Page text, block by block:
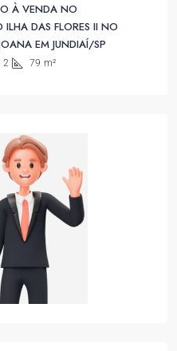
À VENDA NO
DAS FLORES II NO
EM JUNDIAÍ/SP
2 79 m²